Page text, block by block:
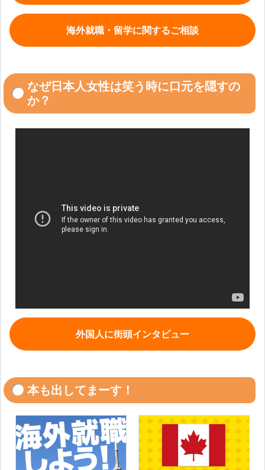
海外就職・留学に関するご相談
なぜ日本人女性は笑う時に口元を隠すの
か？
外国人に街頭インタビュー
本も出してまーす！